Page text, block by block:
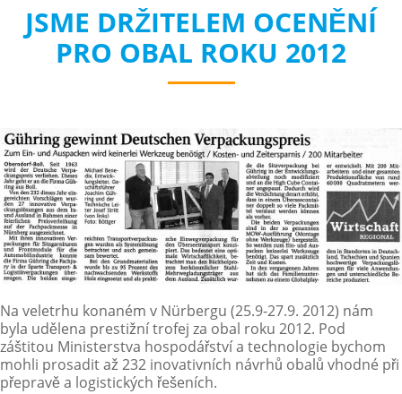
JSME DRŽITELEM OCENĚNÍ
PRO OBAL ROKU 2012
Na veletrhu konaném v Nürbergu (25.9-27.9. 2012) nám
byla udělena prestižní trofej za obal roku 2012. Pod
záštitou Ministerstva hospodářství a technologie bychom
mohli prosadit až 232 inovativních návrhů obalů vhodné při
přepravě a logistických řešeních.